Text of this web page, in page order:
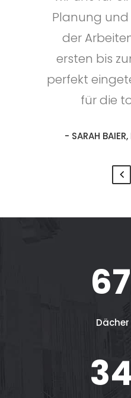
&
zu lassen.
auch die
einfach
die rasche
Abwicklung
- MARIO IMSTNER,
Planung
der
ersten bis
perfekt
für die
- SARAH BAIER,